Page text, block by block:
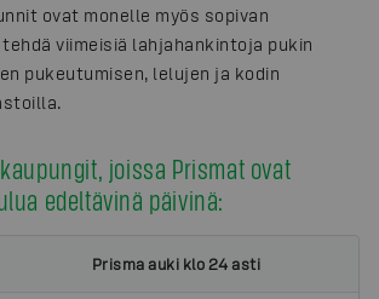
ovat monelle myös sopivan
viimeisiä lahjahankintoja pukin
pukeutumisen, lelujen ja kodin
joissa Prismat ovat
edeltävinä päivinä:
Prisma auki klo 24 asti